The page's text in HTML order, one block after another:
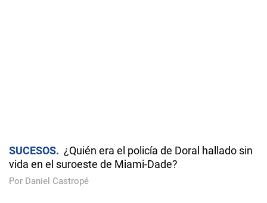
SUCESOS
¿Quién era el policía de Doral hallado sin
vida en el suroeste de Miami-Dade?
Por Daniel Castropé